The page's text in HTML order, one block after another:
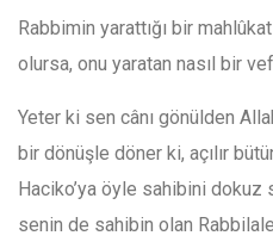
Rabbimin yarattığı bir
olursa, onu yaratan nasıl bir
Yeter ki sen cânı gönülden
bir dönüşle döner ki, açılır
Haciko’ya öyle sahibini dokuz
senin de sahibin olan